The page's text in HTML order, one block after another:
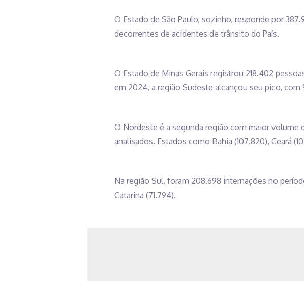
O Estado de São Paulo, sozinho, responde por
decorrentes de acidentes de trânsito do País.
O Estado de Minas Gerais registrou 218.402
em 2024, a região Sudeste alcançou seu pico, com
O Nordeste é a segunda região com maior volume
analisados. Estados como Bahia (107.820), Ceará
Na região Sul, foram 208.698 internações no
Catarina (71.794).